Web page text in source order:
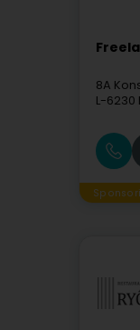
8A
L-6230